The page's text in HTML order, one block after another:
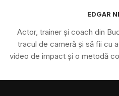
EDGAR
Actor, trainer și coach din
tracul de cameră și să fii cu
video de impact și o metodă